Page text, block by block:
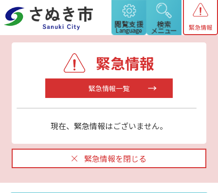
緊急情報
緊急情報
緊急情報一覧
現在、緊急情報はございません。
緊急情報を閉じる